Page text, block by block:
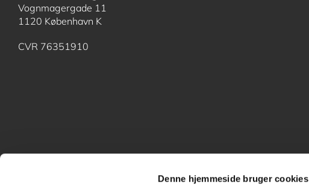
Denne hjemmeside bruger cookies
Vognmagergade 11
1120 København K
CVR 76351910